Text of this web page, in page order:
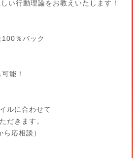
い行動理論をお教えいたします！
％バック
能！
ルに合わせて
だきます。
応相談）